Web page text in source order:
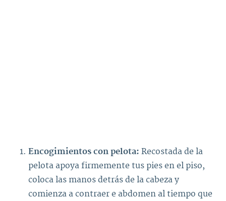
Encogimientos con pelota: Recostada de la
pelota apoya firmemente tus pies en el piso,
coloca las manos detrás de la cabeza y
comienza a contraer e abdomen al tiempo que